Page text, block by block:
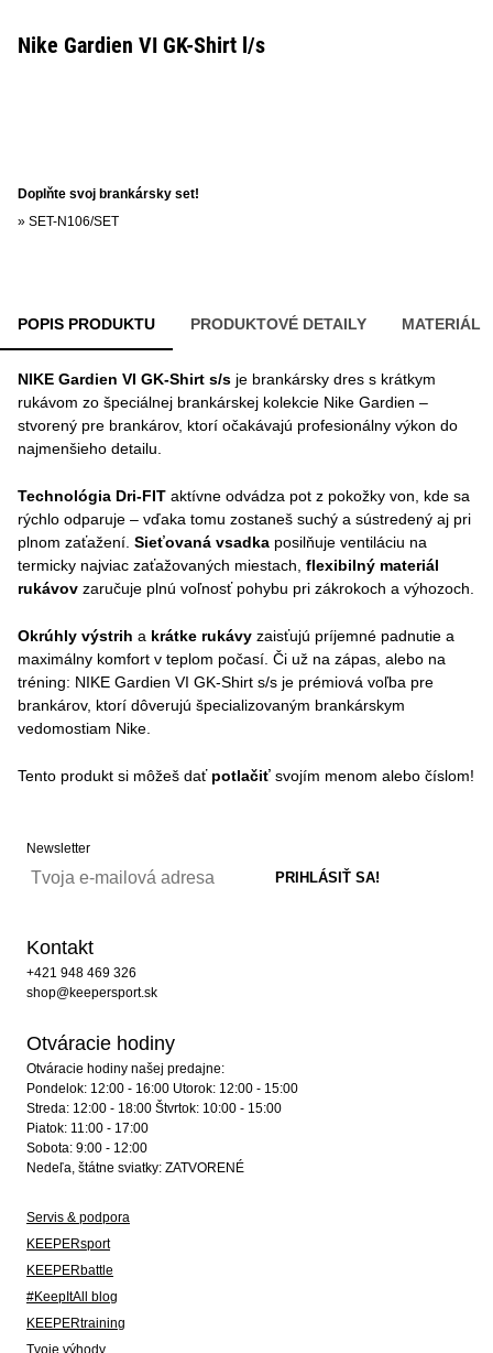
Nike Gardien VI GK-Shirt l/s
Doplňte svoj brankársky set!
» SET-N106/SET
POPIS PRODUKTU PRODUKTOVÉ DETAILY MATERIÁL
NIKE Gardien VI GK-Shirt s/s je brankársky dres s krátkym
rukávom zo špeciálnej brankárskej kolekcie Nike Gardien –
stvorený pre brankárov, ktorí očakávajú profesionálny výkon do
najmenšieho detailu.
Technológia Dri-FIT aktívne odvádza pot z pokožky von, kde sa
rýchlo odparuje – vďaka tomu zostaneš suchý a sústredený aj pri
plnom zaťažení. Sieťovaná vsadka posilňuje ventiláciu na
termicky najviac zaťažovaných miestach, flexibilný materiál
rukávov zaručuje plnú voľnosť pohybu pri zákrokoch a výhozoch.
Okrúhly výstrih a krátke rukávy zaisťujú príjemné padnutie a
maximálny komfort v teplom počasí. Či už na zápas, alebo na
tréning: NIKE Gardien VI GK-Shirt s/s je prémiová voľba pre
brankárov, ktorí dôverujú špecializovaným brankárskym
vedomostiam Nike.
Tento produkt si môžeš dať potlačiť svojím menom alebo číslom!
Newsletter
Kontakt
+421 948 469 326
shop@keepersport.sk
Otváracie hodiny
Otváracie hodiny našej predajne:
Pondelok: 12:00 - 16:00 Utorok: 12:00 - 15:00
Streda: 12:00 - 18:00 Štvrtok: 10:00 - 15:00
Piatok: 11:00 - 17:00
Sobota: 9:00 - 12:00
Nedeľa, štátne sviatky: ZATVORENÉ
Servis & podpora
KEEPERsport
KEEPERbattle
#KeepItAll blog
KEEPERtraining
Tvoje výhody